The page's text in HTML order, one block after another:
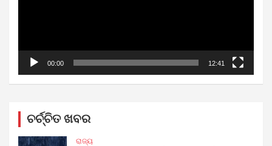
00:00 12:41
ଚର୍ଚ୍ଚିତ ଖବର
ରାଜ୍ୟ